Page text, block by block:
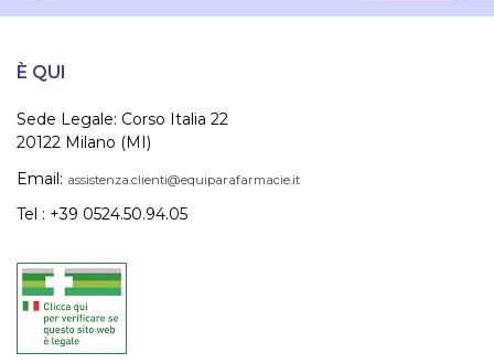
È QUI
Sede Legale: Corso Italia 22
20122 Milano (MI)
Email: assistenza.clienti@equiparafarmacie.it
Tel : +39 0524.50.94.05